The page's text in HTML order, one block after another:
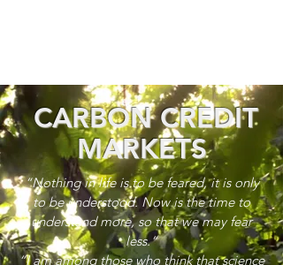
CARBON CREDIT
MARKETS
“Nothing in life is to be feared, it is only
to be understood. Now is the time to
understand more, so that we may fear
less.”
“I am among those who think that science